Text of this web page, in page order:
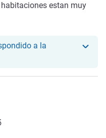
estan muy
a la
4.5/5